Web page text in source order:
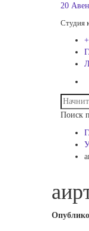
20
Студия
Поиск